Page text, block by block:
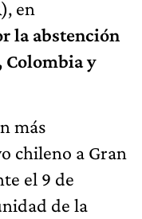
en
la abstención
Colombia y
más
chileno a Gran
el 9 de
de la